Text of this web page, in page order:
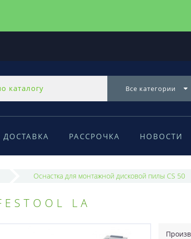
Все категории
ДОСТАВКА РАССРОЧКА НОВОСТИ
Оснастка для монтажной дисковой пилы CS 50
LA